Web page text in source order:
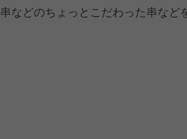
串などのちょっとこだわった串など